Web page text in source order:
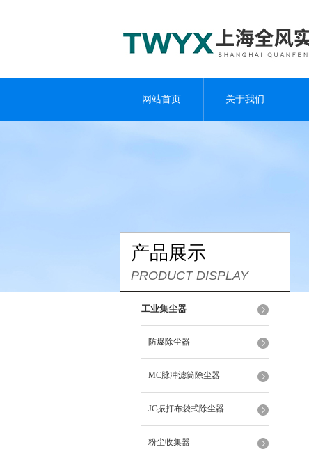
网站首页 关于我们
产品展示
PRODUCT DISPLAY
工业集尘器
防爆除尘器
MC脉冲滤筒除尘器
JC振打布袋式除尘器
粉尘收集器